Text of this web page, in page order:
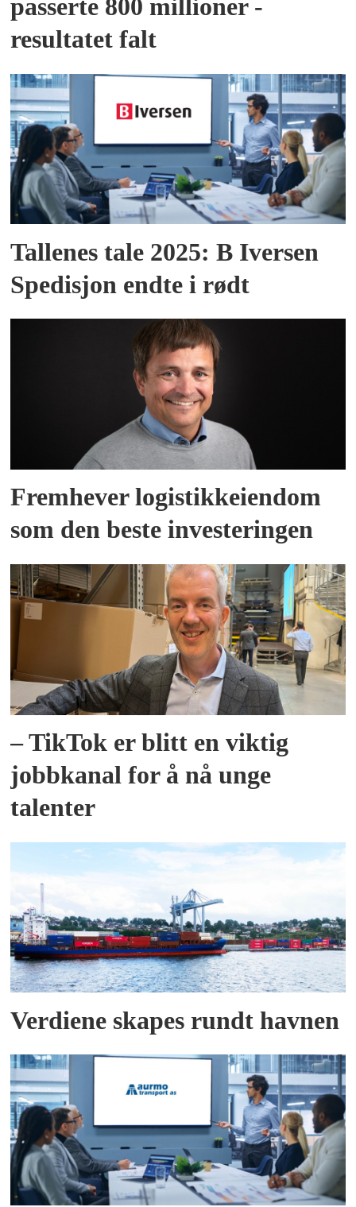
passerte 800 millioner -
resultatet falt
Tallenes tale 2025: B Iversen
Spedisjon endte i rødt
Fremhever logistikkeiendom
som den beste investeringen
– TikTok er blitt en viktig
jobbkanal for å nå unge
talenter
Verdiene skapes rundt havnen